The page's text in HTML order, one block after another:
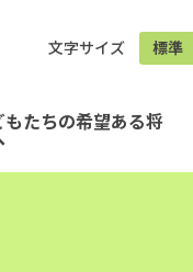
文字サイズ 標準
もたちの希望ある将